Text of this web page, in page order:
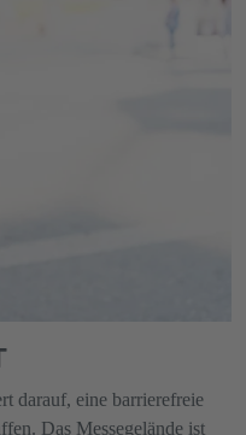
darauf, eine barrierefreie
Das Messegelände ist